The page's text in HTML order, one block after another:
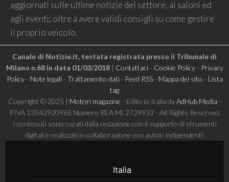
aggiornati sulle ultime notizie del settore, ai saloni ed
agli eventi; oltre a avere validi consigli su come gestire
il proprio veicolo.
Canale di Notizie.it, testata registrata presso il Tribunale di
Milano n.68 in data 01/03/2018| Contattaci- Cookie Policy- Privacy
Policy- Note legali- Trattamento dati- Feed RSS- Mappa del sito - Lista
tag
Copyright © 2025 | Motori magazine - Edito in Italia da AdHub Media -
P.IVA 13542920965 Numero REA MI 2729933 - All Rights Reserved.
I contenuti sono curati dalla redazione con il supporto di strumenti
digitali e realizzati in collaborazione con autori indipendenti.
Italia